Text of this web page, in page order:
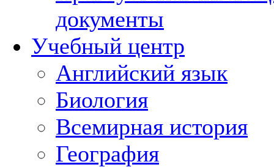
документы
Учебный центр
Английский язык
Биология
Всемирная история
География